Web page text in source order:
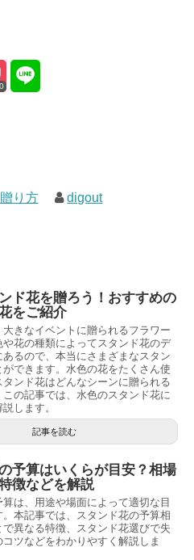
a
0
贈り方 digout
ド花を贈ろう！おすすめの
をご紹介
大きなイベントに贈られるフラワー
や花の種類によってスタンド花のデ
るので、本当にさまざまなスタン
ができます。水色の花をたくさん使
タンド花はどんなシーンに贈られる
の記事では、水色のスタンド花に
します。
記事を読む
予算はいくらが目安？相場
徴などを解説
は、用途や場面によって適切な目
本記事では、スタンド花の予算相
異なる特徴、スタンド花選びで失
ツなどをわかりやすく解説しま